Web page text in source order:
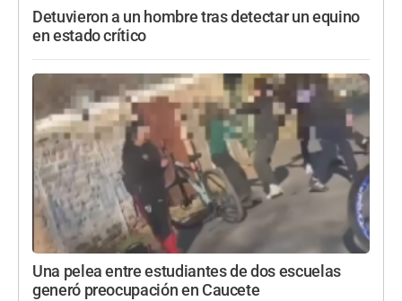
Detuvieron a un hombre tras detectar un equino
en estado crítico
Una pelea entre estudiantes de dos escuelas
generó preocupación en Caucete